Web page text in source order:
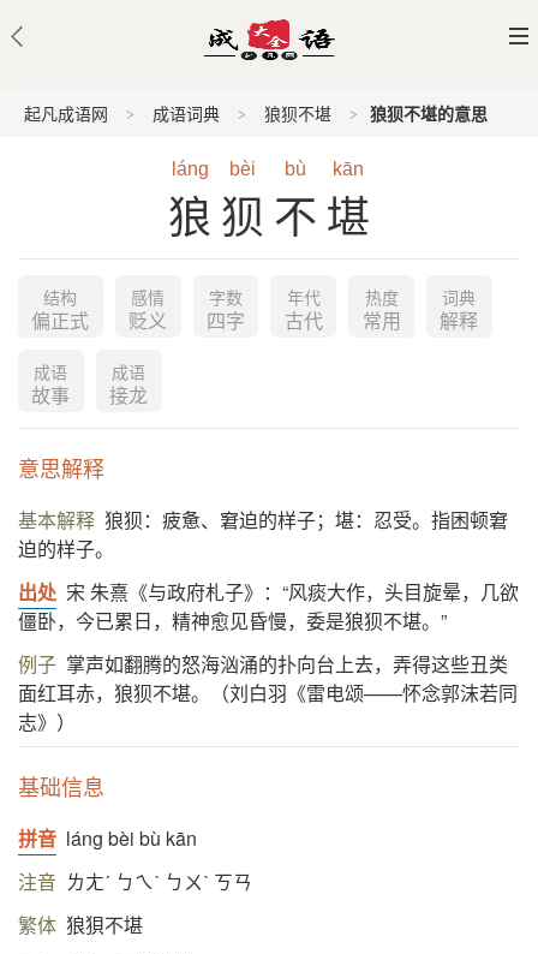
起凡成语网 成语词典 狼狈不堪 狼狈不堪的意思
láng bèi bù kān
狼狈不堪
结构
偏正式
感情
贬义
字数
四字
年代
古代
热度
常用
词典
解释
成语
故事
成语
接龙
意思解释
基本解释 狼狈：疲惫、窘迫的样子；堪：忍受。指困顿窘
迫的样子。
出处 宋 朱熹《与政府札子》：“风痰大作，头目旋晕，几欲
僵卧，今已累日，精神愈见昏慢，委是狼狈不堪。”
例子 掌声如翻腾的怒海汹涌的扑向台上去，弄得这些丑类
面红耳赤，狼狈不堪。（刘白羽《雷电颂——怀念郭沫若同
志》）
基础信息
拼音 láng bèi bù kān
注音 ㄌㄤˊ ㄅㄟˋ ㄅㄨˋ ㄎㄢ
繁体 狼狽不堪